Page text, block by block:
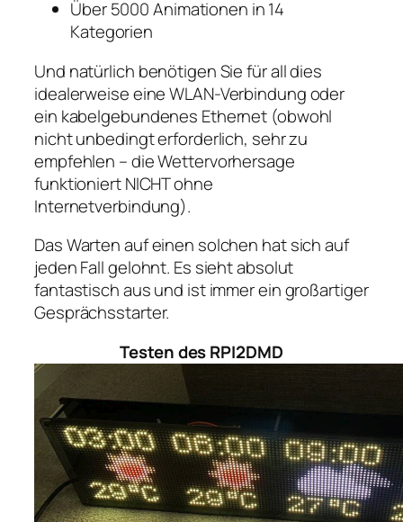
Über 5000 Animationen in 14
Kategorien
Und natürlich benötigen Sie für all dies
idealerweise eine WLAN-Verbindung oder
ein kabelgebundenes Ethernet (obwohl
nicht unbedingt erforderlich, sehr zu
empfehlen – die Wettervorhersage
funktioniert NICHT ohne
Internetverbindung).
Das Warten auf einen solchen hat sich auf
jeden Fall gelohnt. Es sieht absolut
fantastisch aus und ist immer ein großartiger
Gesprächsstarter.
Testen des RPI2DMD